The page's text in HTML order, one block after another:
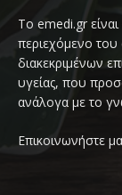
Το emedi.gr
περιεχόμενο
διακεκριμένων
υγείας, που
ανάλογα με το
Επικοινωνήστε